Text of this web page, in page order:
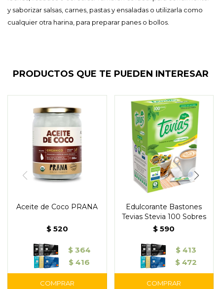
y saborizar salsas, carnes, pastas y ensaladas o utilizarla como
cualquier otra harina, para preparar panes o bollos.
PRODUCTOS QUE TE PUEDEN INTERESAR
Aceite de Coco PRANA
$ 520
$ 364
$ 416
Edulcorante Bastones
Tevias Stevia 100 Sobres
$ 590
$ 413
$ 472